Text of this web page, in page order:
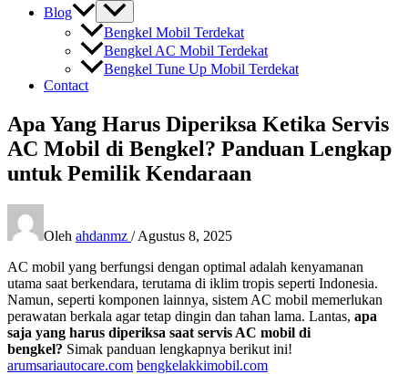
Blog
Bengkel Mobil Terdekat
Bengkel AC Mobil Terdekat
Bengkel Tune Up Mobil Terdekat
Contact
Apa Yang Harus Diperiksa Ketika Servis
AC Mobil di Bengkel? Panduan Lengkap
untuk Pemilik Kendaraan
Oleh ahdanmz /Agustus 8, 2025
AC mobil yang berfungsi dengan optimal adalah kenyamanan
utama saat berkendara, terutama di iklim tropis seperti Indonesia.
Namun, seperti komponen lainnya, sistem AC mobil memerlukan
perawatan berkala agar tetap dingin dan tahan lama. Lantas, apa
saja yang harus diperiksa saat servis AC mobil di
bengkel? Simak panduan lengkapnya berikut ini!
arumsariautocare.com bengkelakkimobil.com